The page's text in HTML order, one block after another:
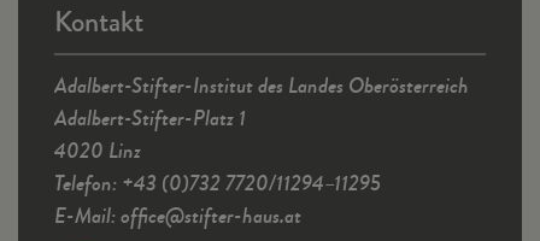
Kontakt
Adalbert-Stifter-Institut des Landes Oberösterreich
Adalbert-Stifter-Platz 1
4020 Linz
Telefon: +43 (0)732 7720/11294–11295
E-Mail:office@stifter-haus.at